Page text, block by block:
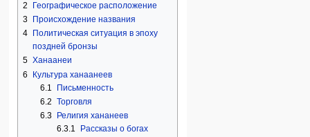
2
Географическое расположение
3
Происхождение названия
4
Политическая ситуация в эпоху
поздней бронзы
5 Ханаанеи
6
Культура ханаанеев
6.1
Письменность
6.2 Торговля
6.3
Религия хананеев
6.3.1
Рассказы о богах